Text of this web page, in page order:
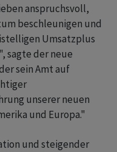
anspruchsvoll,
beschleunigen und
Umsatzplus
sagte der neue
sein Amt auf
unserer neuen
und Europa."
und steigender